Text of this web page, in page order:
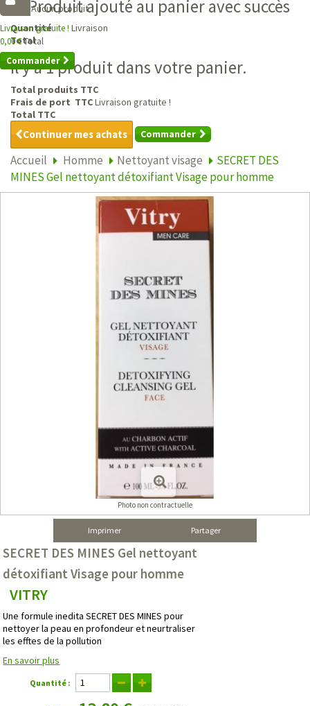
Aucun produit
Livraison gratuite ! Livraison
0,00 €Total
Commander
Produit ajouté au panier avec succès
Quantité
Total
Il y a 1 produit dans votre panier.
Total produits TTC
Frais de port TTCLivraison gratuite !
Total TTC
Continuer mes achats Commander
Accueil Homme Nettoyant visage
SECRET DES
MINES Gel nettoyant détoxifiant Visage pour homme
Photo non contractuelle
Imprimer Partager
SECRET DES MINES Gel nettoyant
détoxifiant Visage pour homme
VITRY
Une formule inedita SECRET DES MINES pour
nettoyer la peau en profondeur et neurtraliser
les efftes de la pollution
En savoir plus
Quantité :